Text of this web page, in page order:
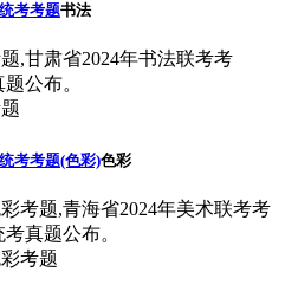
考考题书法
,甘肃省2024年书法联考考
公布。
考考题(色彩)色彩
考题,青海省2024年美术联考考
真题公布。